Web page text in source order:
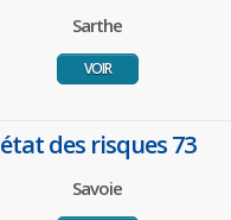
Sarthe
VOIR
état des risques 73
Savoie